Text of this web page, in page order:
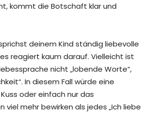
kommt die Botschaft klar und
deinem Kind ständig liebevolle
reagiert kaum darauf. Vielleicht ist
nicht „lobende Worte“,
In diesem Fall würde eine
oder einfach nur das
viel mehr bewirken als jedes „Ich liebe